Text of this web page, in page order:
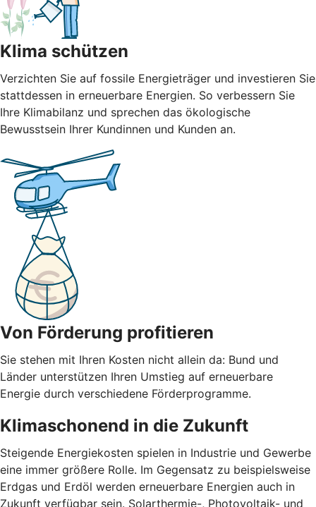
Klima schützen
Verzichten Sie auf fossile Energieträger und investieren Sie
stattdessen in erneuerbare Energien. So verbessern Sie
Ihre Klimabilanz und sprechen das ökologische
Bewusstsein Ihrer Kundinnen und Kunden an.
Von Förderung profitieren
Sie stehen mit Ihren Kosten nicht allein da: Bund und
Länder unterstützen Ihren Umstieg auf erneuerbare
Energie durch verschiedene Förderprogramme.
Klimaschonend in die Zukunft
Steigende Energiekosten spielen in Industrie und Gewerbe
eine immer größere Rolle. Im Gegensatz zu beispielsweise
Erdgas und Erdöl werden erneuerbare Energien auch in
Zukunft verfügbar sein. Solarthermie-, Photovoltaik- und